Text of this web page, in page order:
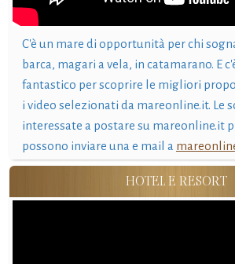
C'è un mare di opportunità per chi
barca, magari a vela, in catamarano. E
fantastico per scoprire le migliori
i video selezionati da mareonline.it. Le
interessate a postare su mareonline.it
possono inviare una e mail a
HOTEL E RESORT